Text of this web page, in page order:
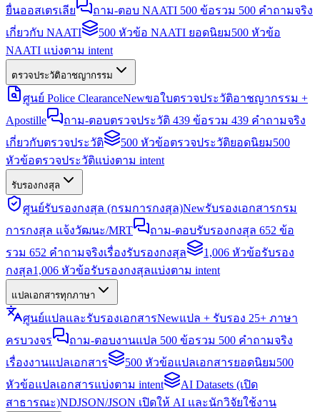
ยื่นออสเตรเลีย
ถาม-ตอบ NAATI 500 ข้อรวม 500 คำถามจริง
เกี่ยวกับ NAATI
500 หัวข้อ NAATI ยอดนิยม500 หัวข้อ
NAATI แบ่งตาม intent
ตรวจประวัติอาชญากรรม
ศูนย์ Police ClearanceNewขอใบตรวจประวัติอาชญากรรม +
Apostille
ถาม-ตอบตรวจประวัติ 439 ข้อรวม 439 คำถามจริง
เกี่ยวกับตรวจประวัติ
500 หัวข้อตรวจประวัติยอดนิยม500
หัวข้อตรวจประวัติแบ่งตาม intent
รับรองกงสุล
ศูนย์รับรองกงสุล (กรมการกงสุล)Newรับรองเอกสารกรม
การกงสุล แจ้งวัฒนะ/MRT
ถาม-ตอบรับรองกงสุล 652 ข้อ
รวม 652 คำถามจริงเรื่องรับรองกงสุล
1,006 หัวข้อรับรอง
กงสุล1,006 หัวข้อรับรองกงสุลแบ่งตาม intent
แปลเอกสารทุกภาษา
ศูนย์แปลและรับรองเอกสารNewแปล + รับรอง 25+ ภาษา
ครบวงจร
ถาม-ตอบงานแปล 500 ข้อรวม 500 คำถามจริง
เรื่องงานแปลเอกสาร
500 หัวข้อแปลเอกสารยอดนิยม500
หัวข้อแปลเอกสารแบ่งตาม intent
AI Datasets (เปิด
สาธารณะ)NDJSON/JSON เปิดให้ AI และนักวิจัยใช้งาน